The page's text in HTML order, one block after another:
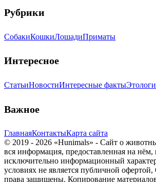
Рубрики
СобакиКошкиЛошадиПриматы
Интересное
СтатьиНовостиИнтересные факты
Важное
ГлавнаяКонтактыКарта сайта
© 2019 - 2026 «Hunimals» - Сайт о
вся информация, предоставленная на нём,
исключительно информационный
условиях не является публичной
права защищены. Копирование